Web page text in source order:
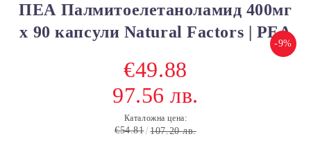
ПЕА Палмитоелетаноламид 400мг
x 90 капсули Natural Factors | PEA
-9%
€49.88
97.56 лв.
Каталожна цена:
€54.81 107.20 лв.